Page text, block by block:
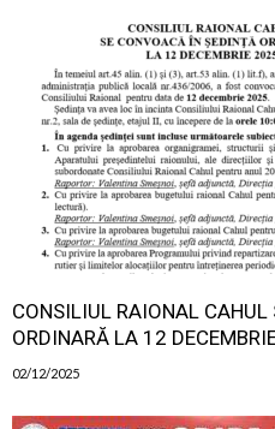
CONSILIUL RAIONAL
ORDINARĂ LA 12
02/12/2025